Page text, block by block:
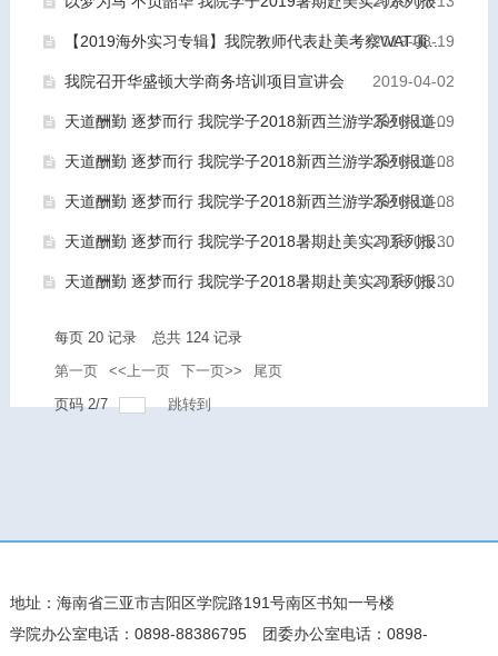
【2019海外实习专辑】我院教师代表赴美考察WAT项目并看望实习生
2019-08-19
我院召开华盛顿大学商务培训项目宣讲会 2019-04-02
天道酬勤 逐梦而行 我院学子2018新西兰游学系列报道（三）
2018-10-09
天道酬勤 逐梦而行 我院学子2018新西兰游学系列报道（二）
2018-10-08
天道酬勤 逐梦而行 我院学子2018新西兰游学系列报道（一）
2018-10-08
天道酬勤 逐梦而行 我院学子2018暑期赴美实习系列报道（二十二）
2018-08-30
天道酬勤 逐梦而行 我院学子2018暑期赴美实习系列报道（二十一）
2018-08-30
每页20 记录 总共 124 记录
第一页
<<上一页 下一页>>
尾页
页码2/7 跳转到
地址：海南省三亚市吉阳区学院路191号南区书知一号楼
学院办公室电话：0898-88386795
团委办公室电话：0898-